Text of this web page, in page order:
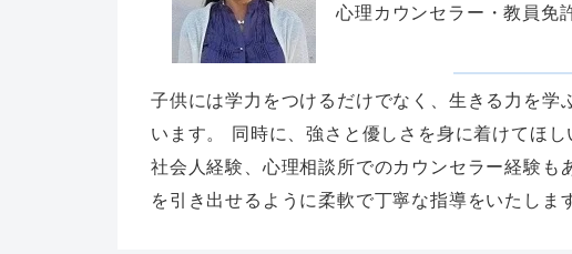
心理カウンセラー・教員免
子供には学力をつけるだけでなく、生きる力を
います。 同時に、強さと優しさを身に着けてほし
社会人経験、心理相談所でのカウンセラー経験
を引き出せるように柔軟で丁寧な指導をいたしま